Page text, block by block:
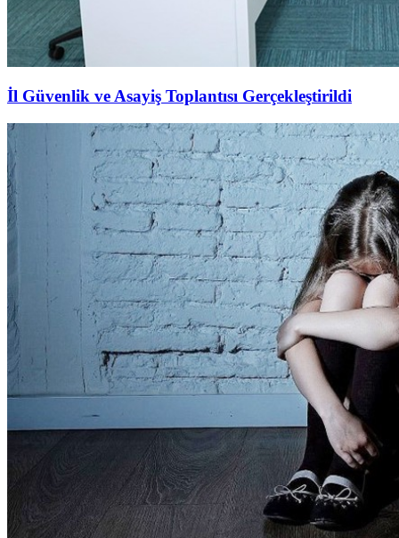
İl Güvenlik ve Asayiş Toplantısı Gerçekleştirildi